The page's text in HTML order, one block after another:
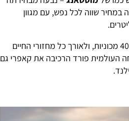
שווה לכל נפש, עם מגוון
כבר במהלך שתי שנותיה הראשונות נמכרו יותר מ-400,000 מכוניות, ולאורך כל מחזורי החיים
ההצלחה העולמית פורד הרכיבה את קאפרי גם